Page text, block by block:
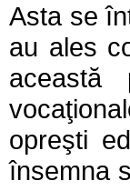
Asta se
au ales
această
opreşti
însemna